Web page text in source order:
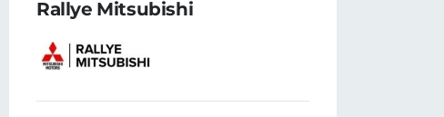
Rallye Mitsubishi